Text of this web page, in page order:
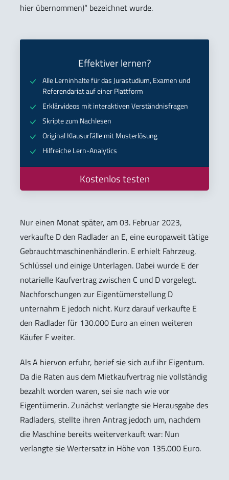
hier übernommen)“ bezeichnet wurde.
Effektiver lernen?
Alle Lerninhalte für das Jurastudium, Examen und
Referendariat auf einer Plattform
Erklärvideos mit interaktiven Verständnisfragen
Skripte zum Nachlesen
Original Klausurfälle mit Musterlösung
Hilfreiche Lern-Analytics
Kostenlos testen
Nur einen Monat später, am 03. Februar 2023,
verkaufte D den Radlader an E, eine europaweit tätige
Gebrauchtmaschinenhändlerin. E erhielt Fahrzeug,
Schlüssel und einige Unterlagen. Dabei wurde E der
notarielle Kaufvertrag zwischen C und D vorgelegt.
Nachforschungen zur Eigentümerstellung D
unternahm E jedoch nicht. Kurz darauf verkaufte E
den Radlader für 130.000 Euro an einen weiteren
Käufer F weiter.
Als A hiervon erfuhr, berief sie sich auf ihr Eigentum.
Da die Raten aus dem Mietkaufvertrag nie vollständig
bezahlt worden waren, sei sie nach wie vor
Eigentümerin. Zunächst verlangte sie Herausgabe des
Radladers, stellte ihren Antrag jedoch um, nachdem
die Maschine bereits weiterverkauft war: Nun
verlangte sie Wertersatz in Höhe von 135.000 Euro.